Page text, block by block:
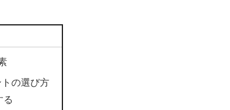
の選び方
る